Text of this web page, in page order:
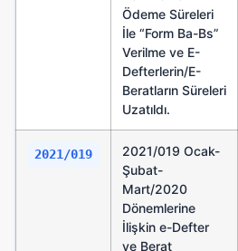
Ödeme Süreleri
İle “Form Ba-Bs”
Verilme ve E-
Defterlerin/E-
Beratların Süreleri
Uzatıldı.
2021/019
2021/019 Ocak-
Şubat-
Mart/2020
Dönemlerine
İlişkin e-Defter
ve Berat